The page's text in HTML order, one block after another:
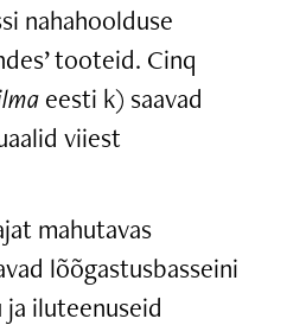
nahahoolduse
tooteid. Cinq
eesti k) saavad
viiest
mahutavas
lõõgastusbasseini
ja iluteenuseid